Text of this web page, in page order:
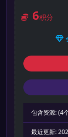
6积分
包含资源:(4
最近更新: